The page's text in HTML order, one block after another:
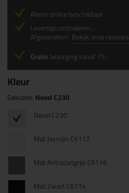
Kleur
Gekozen:Nevel C230
Nevel C230
Mat Jasmijn C6117
Mat Antracietgrijs C6116
Mat Zwart C6114
Alleen online beschikbaar
Levertijd controleren...
Afgesproken! Bekijk onze reviews
Gratisbezorging vanaf 75,-